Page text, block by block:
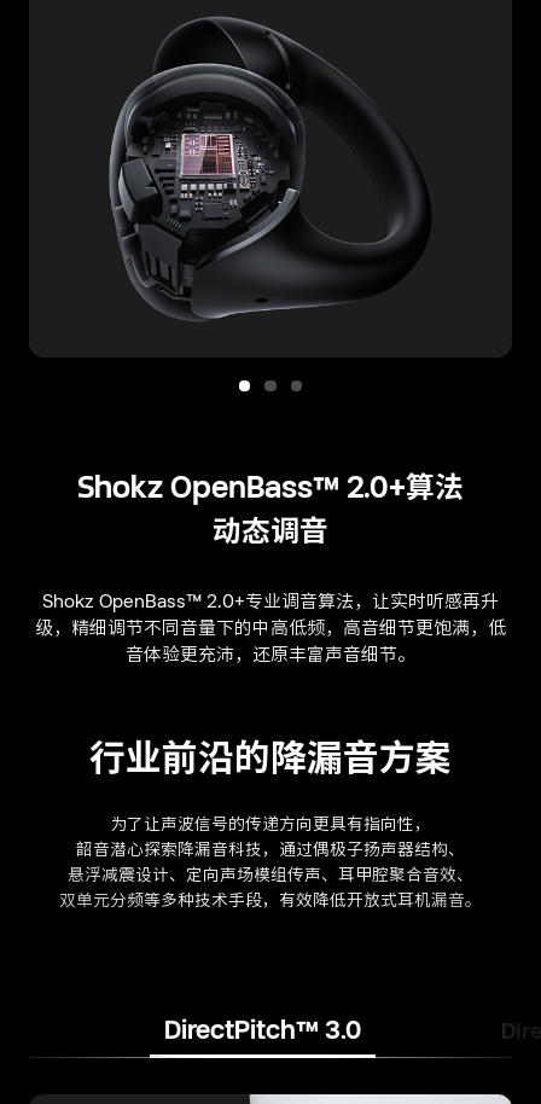
Shokz OpenBass™ 2.0+算法
动态调音
Shokz OpenBass™ 2.0+专业调音算法，让实时听感再升
级，精细调节不同音量下的中高低频，高音细节更饱满，低
音体验更充沛，还原丰富声音细节。
行业前沿的降漏音方案
为了让声波信号的传递方向更具有指向性，
韶音潜心探索降漏音科技，通过偶极子扬声器结构、
悬浮减震设计、定向声场模组传声、耳甲腔聚合音效、
双单元分频等多种技术手段，有效降低开放式耳机漏音。
DirectPitch™ 3.0